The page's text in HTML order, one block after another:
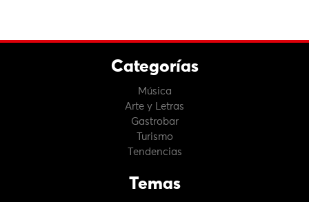
Categorías
Música
Arte y Letras
Gastrobar
Turismo
Tendencias
Temas